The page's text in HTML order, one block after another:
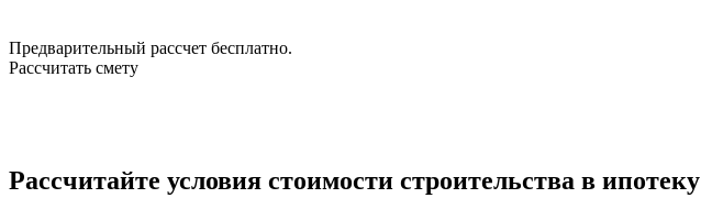
Предварительный рассчет бесплатно.
Рассчитать смету
Рассчитайте условия стоимости строительства в ипотеку